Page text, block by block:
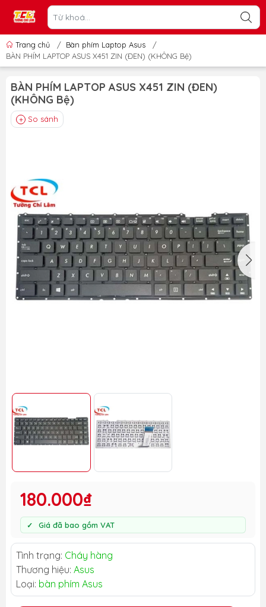
Trang chủ / Bàn phím Laptop Asus
/
BÀN PHÍM LAPTOP ASUS X451 ZIN (ĐEN) (KHÔNG Bệ)
BÀN PHÍM LAPTOP ASUS X451 ZIN (ĐEN)
(KHÔNG Bệ)
So sánh
180.000₫
Giá đã bao gồm VAT
Tình trạng: Cháy hàng
Thương hiệu: Asus
Loại: bàn phím Asus